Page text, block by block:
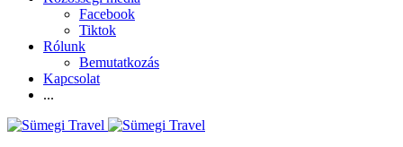
Facebook
Tiktok
Rólunk
Bemutatkozás
Kapcsolat
...